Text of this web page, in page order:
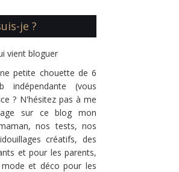
je ?
petite chouette de 6
indépendante (vous
? N'hésitez pas à me
sur ce blog mon
nos tests, nos
créatifs, des
et pour les parents,
et déco pour les